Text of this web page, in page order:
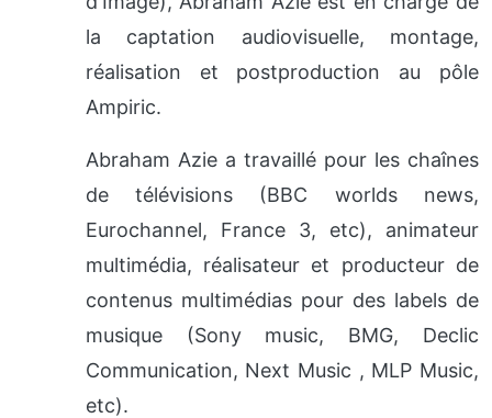
la captation audiovisuelle, montage,
réalisation et postproduction au pôle
Ampiric.
Abraham Azie a travaillé pour les chaînes
de télévisions (BBC worlds news,
Eurochannel, France 3, etc), animateur
multimédia, réalisateur et producteur de
contenus multimédias pour des labels de
musique (Sony music, BMG, Declic
Communication, Next Music , MLP Music,
etc).